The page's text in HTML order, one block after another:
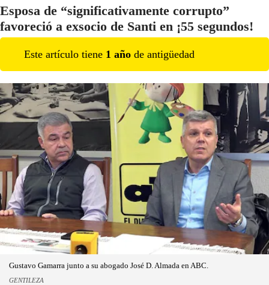
Esposa de “significativamente corrupto”
favoreció a exsocio de Santi en ¡55 segundos!
Este artículo tiene 1 año de antigüedad
Gustavo Gamarra junto a su abogado José D. Almada en ABC.
GENTILEZA